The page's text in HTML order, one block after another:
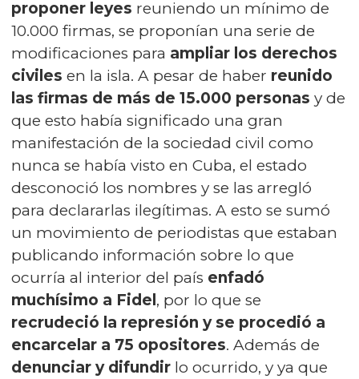
proponer leyes reuniendo un mínimo de
10.000 firmas, se proponían una serie de
modificaciones para ampliar los derechos
civiles en la isla. A pesar de haber reunido
las firmas de más de 15.000 personas y de
que esto había significado una gran
manifestación de la sociedad civil como
nunca se había visto en Cuba, el estado
desconoció los nombres y se las arregló
para declararlas ilegítimas. A esto se sumó
un movimiento de periodistas que estaban
publicando información sobre lo que
ocurría al interior del país enfadó
muchísimo a Fidel, por lo que se
recrudeció la represión y se procedió a
encarcelar a 75 opositores. Además de
denunciar y difundir lo ocurrido, y ya que